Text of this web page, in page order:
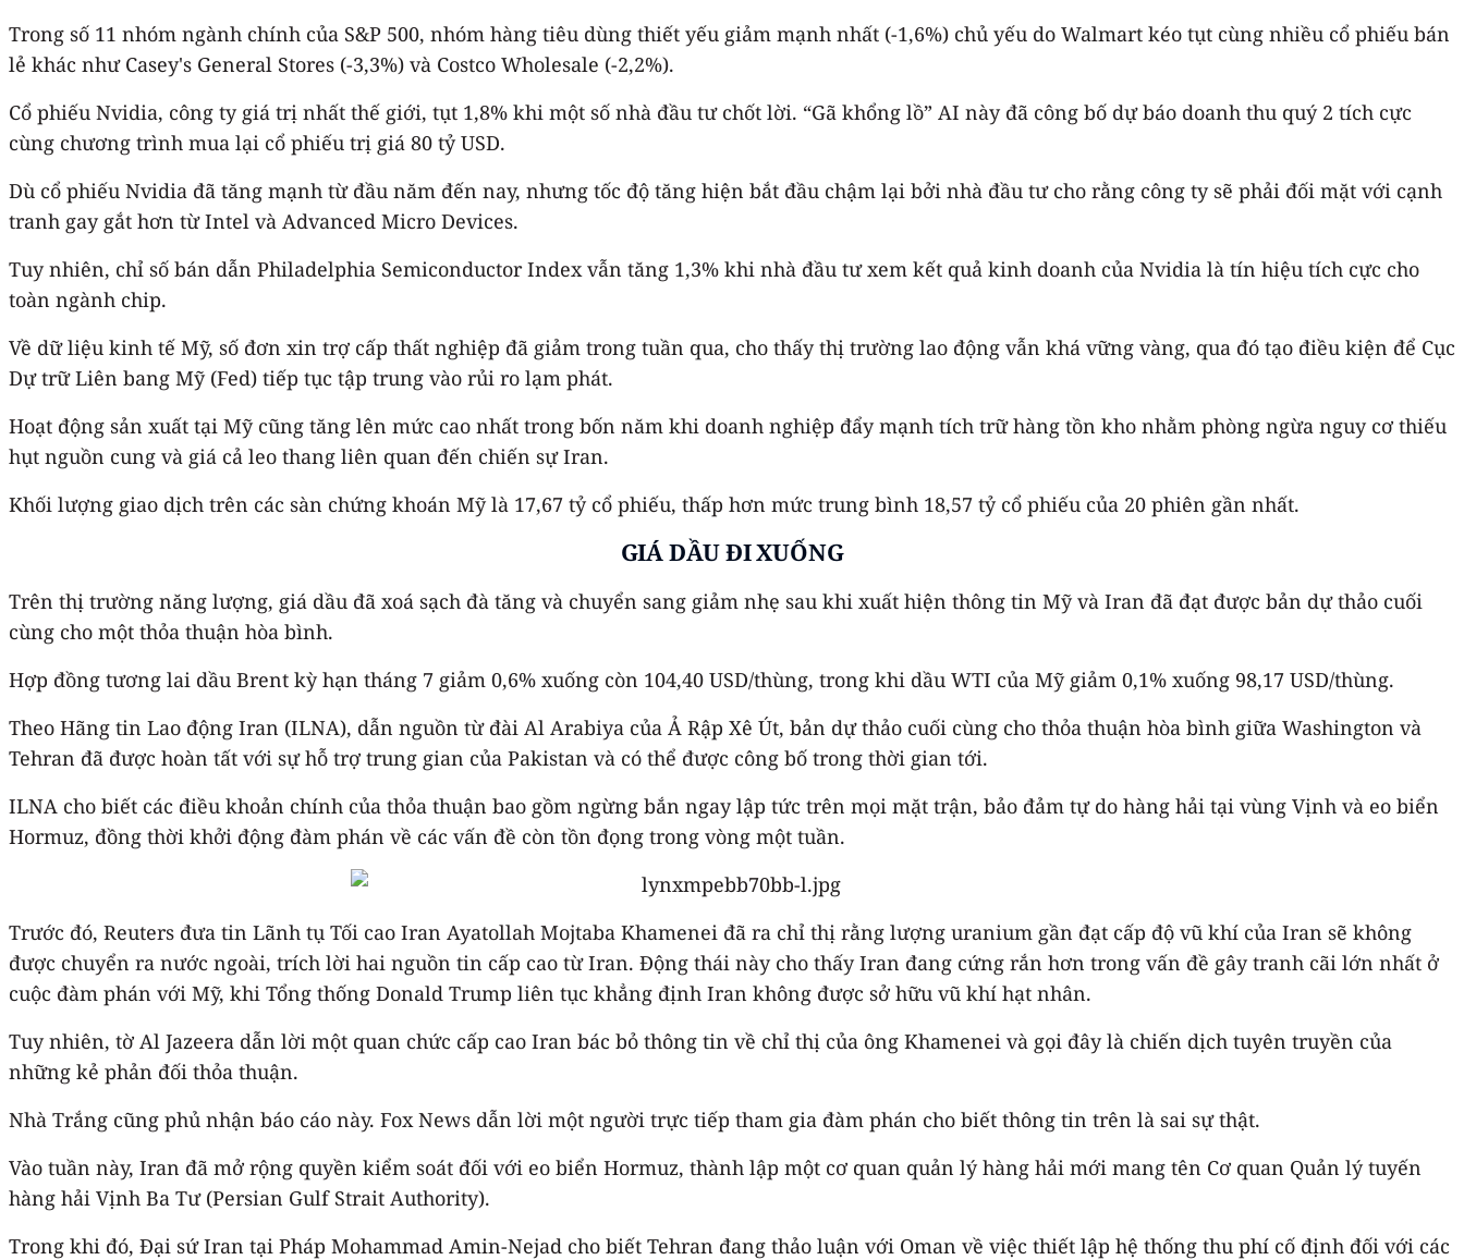
Trong số 11 nhóm ngành chính của S&P 500, nhóm hàng tiêu dùng thiết yếu giảm mạnh nhất (-1,6%) chủ yếu do Walmart kéo tụt cùng nhiều cổ phiếu bán
lẻ khác như Casey's General Stores (-3,3%) và Costco Wholesale (-2,2%).
Cổ phiếu Nvidia, công ty giá trị nhất thế giới, tụt 1,8% khi một số nhà đầu tư chốt lời. “Gã khổng lồ” AI này đã công bố dự báo doanh thu quý 2 tích cực
cùng chương trình mua lại cổ phiếu trị giá 80 tỷ USD.
Dù cổ phiếu Nvidia đã tăng mạnh từ đầu năm đến nay, nhưng tốc độ tăng hiện bắt đầu chậm lại bởi nhà đầu tư cho rằng công ty sẽ phải đối mặt với cạnh
tranh gay gắt hơn từ Intel và Advanced Micro Devices.
Tuy nhiên, chỉ số bán dẫn Philadelphia Semiconductor Index vẫn tăng 1,3% khi nhà đầu tư xem kết quả kinh doanh của Nvidia là tín hiệu tích cực cho
toàn ngành chip.
Về dữ liệu kinh tế Mỹ, số đơn xin trợ cấp thất nghiệp đã giảm trong tuần qua, cho thấy thị trường lao động vẫn khá vững vàng, qua đó tạo điều kiện để Cục
Dự trữ Liên bang Mỹ (Fed) tiếp tục tập trung vào rủi ro lạm phát.
Hoạt động sản xuất tại Mỹ cũng tăng lên mức cao nhất trong bốn năm khi doanh nghiệp đẩy mạnh tích trữ hàng tồn kho nhằm phòng ngừa nguy cơ thiếu
hụt nguồn cung và giá cả leo thang liên quan đến chiến sự Iran.
Khối lượng giao dịch trên các sàn chứng khoán Mỹ là 17,67 tỷ cổ phiếu, thấp hơn mức trung bình 18,57 tỷ cổ phiếu của 20 phiên gần nhất.
GIÁ DẦU ĐI XUỐNG
Trên thị trường năng lượng, giá dầu đã xoá sạch đà tăng và chuyển sang giảm nhẹ sau khi xuất hiện thông tin Mỹ và Iran đã đạt được bản dự thảo cuối
cùng cho một thỏa thuận hòa bình.
Hợp đồng tương lai dầu Brent kỳ hạn tháng 7 giảm 0,6% xuống còn 104,40 USD/thùng, trong khi dầu WTI của Mỹ giảm 0,1% xuống 98,17 USD/thùng.
Theo Hãng tin Lao động Iran (ILNA), dẫn nguồn từ đài Al Arabiya của Ả Rập Xê Út, bản dự thảo cuối cùng cho thỏa thuận hòa bình giữa Washington và
Tehran đã được hoàn tất với sự hỗ trợ trung gian của Pakistan và có thể được công bố trong thời gian tới.
ILNA cho biết các điều khoản chính của thỏa thuận bao gồm ngừng bắn ngay lập tức trên mọi mặt trận, bảo đảm tự do hàng hải tại vùng Vịnh và eo biển
Hormuz, đồng thời khởi động đàm phán về các vấn đề còn tồn đọng trong vòng một tuần.
Trước đó, Reuters đưa tin Lãnh tụ Tối cao Iran Ayatollah Mojtaba Khamenei đã ra chỉ thị rằng lượng uranium gần đạt cấp độ vũ khí của Iran sẽ không
được chuyển ra nước ngoài, trích lời hai nguồn tin cấp cao từ Iran. Động thái này cho thấy Iran đang cứng rắn hơn trong vấn đề gây tranh cãi lớn nhất ở
cuộc đàm phán với Mỹ, khi Tổng thống Donald Trump liên tục khẳng định Iran không được sở hữu vũ khí hạt nhân.
Tuy nhiên, tờ Al Jazeera dẫn lời một quan chức cấp cao Iran bác bỏ thông tin về chỉ thị của ông Khamenei và gọi đây là chiến dịch tuyên truyền của
những kẻ phản đối thỏa thuận.
Nhà Trắng cũng phủ nhận báo cáo này. Fox News dẫn lời một người trực tiếp tham gia đàm phán cho biết thông tin trên là sai sự thật.
Vào tuần này, Iran đã mở rộng quyền kiểm soát đối với eo biển Hormuz, thành lập một cơ quan quản lý hàng hải mới mang tên Cơ quan Quản lý tuyến
hàng hải Vịnh Ba Tư (Persian Gulf Strait Authority).
Trong khi đó, Đại sứ Iran tại Pháp Mohammad Amin-Nejad cho biết Tehran đang thảo luận với Oman về việc thiết lập hệ thống thu phí cố định đối với các